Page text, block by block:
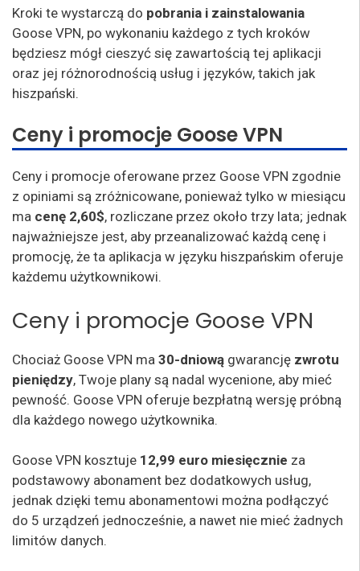
Kroki te wystarczą do pobrania i zainstalowania
Goose VPN, po wykonaniu każdego z tych kroków
będziesz mógł cieszyć się zawartością tej aplikacji
oraz jej różnorodnością usług i języków, takich jak
hiszpański.
Ceny i promocje Goose VPN
Ceny i promocje oferowane przez Goose VPN zgodnie
z opiniami są zróżnicowane, ponieważ tylko w miesiącu
ma cenę 2,60$, rozliczane przez około trzy lata; jednak
najważniejsze jest, aby przeanalizować każdą cenę i
promocję, że ta aplikacja w języku hiszpańskim oferuje
każdemu użytkownikowi.
Ceny i promocje Goose VPN
Chociaż Goose VPN ma 30-dniową gwarancję zwrotu
pieniędzy, Twoje plany są nadal wycenione, aby mieć
pewność. Goose VPN oferuje bezpłatną wersję próbną
dla każdego nowego użytkownika.
Goose VPN kosztuje 12,99 euro miesięcznie za
podstawowy abonament bez dodatkowych usług,
jednak dzięki temu abonamentowi można podłączyć
do 5 urządzeń jednocześnie, a nawet nie mieć żadnych
limitów danych.